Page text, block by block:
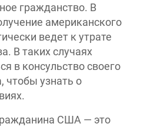
гражданство. В
американского
ведет к утрате
В таких случаях
в консульство своего
чтобы узнать о
США — это